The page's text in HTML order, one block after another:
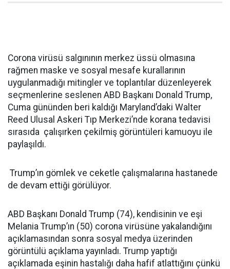
Corona virüsü salgınının merkez üssü olmasına
rağmen maske ve sosyal mesafe kurallarının
uygulanmadığı mitingler ve toplantılar düzenleyerek
seçmenlerine seslenen ABD Başkanı Donald Trump,
Cuma gününden beri kaldığı Maryland’daki Walter
Reed Ulusal Askeri Tıp Merkezi’nde korana tedavisi
sırasıda çalışırken çekilmiş görüntüleri kamuoyu ile
paylaşıldı.
Trump’ın gömlek ve ceketle çalışmalarına hastanede
de devam ettiği görülüyor.
ABD Başkanı Donald Trump (74), kendisinin ve eşi
Melania Trump’ın (50) corona virüsüne yakalandığını
açıklamasından sonra sosyal medya üzerinden
görüntülü açıklama yayınladı. Trump yaptığı
açıklamada eşinin hastalığı daha hafif atlattığını çünkü